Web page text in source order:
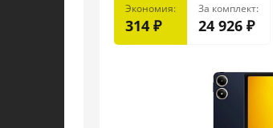
Экономия:
314 ₽
За комплект:
24 926 ₽